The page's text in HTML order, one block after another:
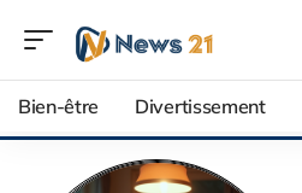
Bien-être Divertissement